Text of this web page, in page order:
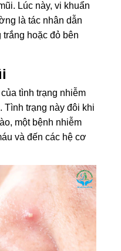
Lúc này, vi khuẩn
là tác nhân dẫn
hoặc đỏ bên
tình trạng nhiễm
Tình trạng này đôi khi
một bệnh nhiễm
và đến các hệ cơ